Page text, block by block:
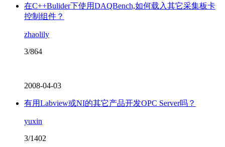
在C++Bulider下使用DAQBench,如何载入其它采集板卡
控制组件？
zhaolily
3/864
2008-04-03
有用Labview或NI的其它产品开发OPC Server吗？
yuxin
3/1402